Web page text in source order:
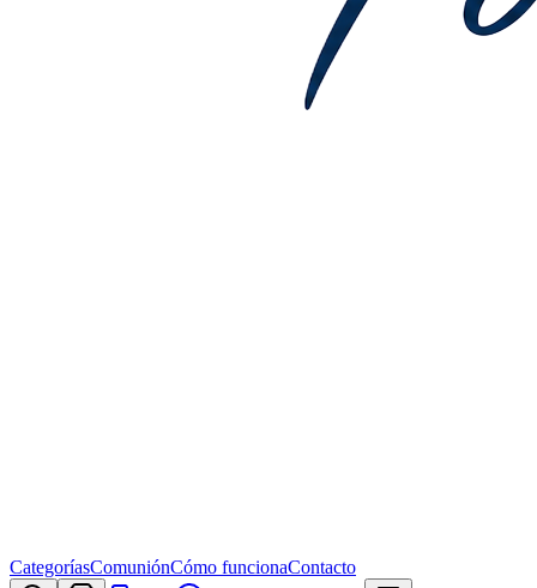
CategoríasComuniónCómo funcionaContacto